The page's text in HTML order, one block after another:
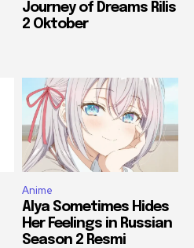
Journey of Dreams Rilis
2 Oktober
Anime
Alya Sometimes Hides
Her Feelings in Russian
Season 2 Resmi